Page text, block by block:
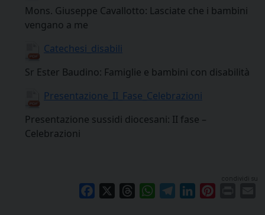
Mons. Giuseppe Cavallotto: Lasciate che i bambini
vengano a me
Catechesi_disabili
Sr Ester Baudino: Famiglie e bambini con disabilità
Presentazione_II_Fase_Celebrazioni
Presentazione sussidi diocesani: II fase –
Celebrazioni
condividi su
Facebook ThreadsWhatsAppTelegramLinkedIn